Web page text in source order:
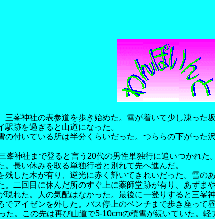
三峯神社の表参道を歩き始めた。雪が着いて少し凍っ
跡を過ぎると山道になった。
付いている所は半分くらいだった。つららの下がっ
峯神社まで登ると言う20代の男性単独行に追いつかれ
長い休みを取る単独行者と別れて先へ進んだ。
残した木が有り、逆光に赤く輝いてきれいだった。雪
二回目に休んだ所のすぐ上に薬師堂跡が有り、あずまや
れた。人の気配はなかった。最後に一登りすると三峯
アイゼンを外した。バス停上のベンチまで歩き座って
た。この先は再び山道で5-10cmの積雪が続いていた。